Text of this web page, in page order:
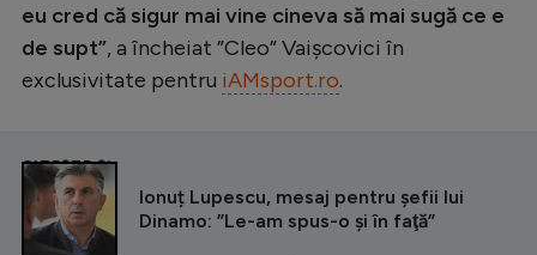
eu cred că sigur mai vine cineva să mai sugă ce e
de supt”, a încheiat ”Cleo” Vaișcovici în
exclusivitate pentru iAMsport.ro.
CITEȘTE ȘI
Ionuț Lupescu, mesaj pentru șefii lui
Dinamo: ”Le-am spus-o şi în faţă”